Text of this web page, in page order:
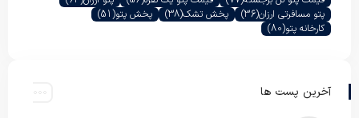
پتو مسافرتی ارزان(36) پخش تشک(38) پخش پتو(51)
کارخانه پتو(80)
آخرین پست ها